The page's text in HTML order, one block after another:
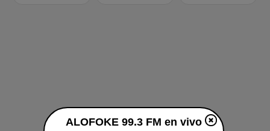
ALOFOKE 99.3 FM en vivo